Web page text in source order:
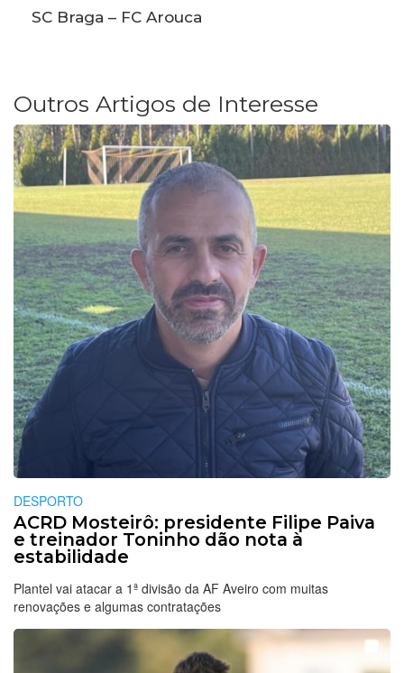
SC Braga – FC Arouca
Outros Artigos de Interesse
DESPORTO
ACRD Mosteirô: presidente Filipe Paiva
e treinador Toninho dão nota à
estabilidade
Plantel vai atacar a 1ª divisão da AF Aveiro com muitas
renovações e algumas contratações